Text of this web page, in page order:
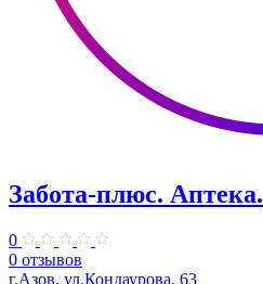
Забота-плюс. ​Аптека.
0
0 отзывов
г.Азов, ул.Кондаурова, 63